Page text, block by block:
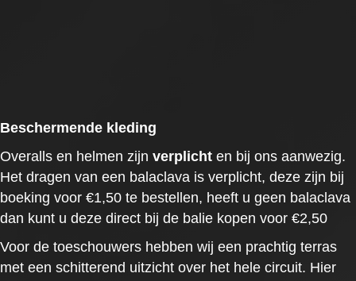
Beschermende kleding
Overalls en helmen zijn verplicht en bij ons aanwezig.
Het dragen van een balaclava is verplicht, deze zijn bij
boeking voor €1,50 te bestellen, heeft u geen balaclava
dan kunt u deze direct bij de balie kopen voor €2,50
Voor de toeschouwers hebben wij een prachtig terras
met een schitterend uitzicht over het hele circuit. Hier